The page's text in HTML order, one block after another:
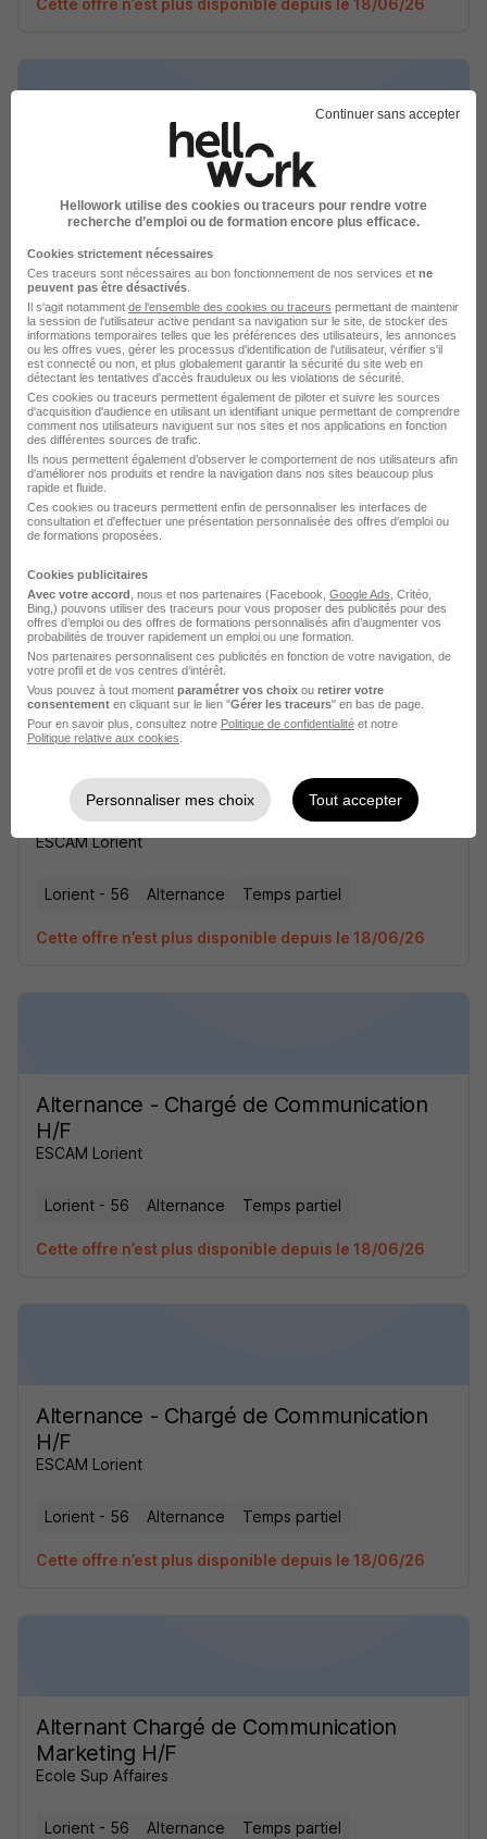
Cette offre n’est plus disponible depuis le 18/06/26
Alternance - Chargé de Communication
H/F
ESCAM Lorient
Lorient - 56 Alternance Temps partiel
Cette offre n’est plus disponible depuis le 18/06/26
Alternance - Chargé de Communication
H/F
ESCAM Lorient
Lorient - 56 Alternance
Cette offre n’est plus disponible depuis le 18/06/26
Alternance - Chargé de Communication
ESCAM Lorient
Lorient - 56 Alternance Temps partiel
Cette offre n’est plus disponible depuis le 18/06/26
Alternance - Chargé de Communication
H/F
ESCAM Lorient
Lorient - 56 Alternance Temps partiel
Cette offre n’est plus disponible depuis le 18/06/26
Alternance - Chargé de Communication
H/F
ESCAM Lorient
Lorient - 56 Alternance Temps partiel
Cette offre n’est plus disponible depuis le 18/06/26
Alternant Chargé de Communication
Marketing H/F
Ecole Sup Affaires
Lorient - 56 Alternance Temps partiel
Continuer sans accepter
Hellowork utilise des cookies ou traceurs pour rendre votre
recherche d’emploi ou de formation encore plus efficace.
Cookies strictement nécessaires
Ces traceurs sont nécessaires au bon fonctionnement de nos services et ne
peuvent pas être désactivés
Il s'agit notamment de l'ensemble des cookies ou traceurs permettant de maintenir
la session de l'utilisateur active pendant sa navigation sur le site, de stocker des
informations temporaires telles que les préférences des utilisateurs, les annonces
ou les offres vues, gérer les processus d'identification de l'utilisateur, vérifier s'il
est connecté ou non, et plus globalement garantir la sécurité du site web en
détectant les tentatives d'accès frauduleux ou les violations de sécurité.
Ces cookies ou traceurs permettent également de piloter et suivre les sources
d'acquisition d'audience en utilisant un identifiant unique permettant de comprendre
comment nos utilisateurs naviguent sur nos sites et nos applications en fonction
des différentes sources de trafic.
Ils nous permettent également d’observer le comportement de nos utilisateurs afin
d'améliorer nos produits et rendre la navigation dans nos sites beaucoup plus
rapide et fluide.
Ces cookies ou traceurs permettent enfin de personnaliser les interfaces de
consultation et d'effectuer une présentation personnalisée des offres d'emploi ou
de formations proposées.
Cookies publicitaires
Avec votre accord , nous et nos partenaires (Facebook, Google Ads , Critéo,
Bing,) pouvons utiliser des traceurs pour vous proposer des publicités pour des
offres d’emploi ou des offres de formations personnalisés afin d’augmenter vos
probabilités de trouver rapidement un emploi ou une formation.
Nos partenaires personnalisent ces publicités en fonction de votre navigation, de
votre profil et de vos centres d’intérêt.
Vous pouvez à tout moment paramétrer vos choix ou retirer votre
consentement en cliquant sur le lien "Gérer les traceurs" en bas de page.
Pour en savoir plus, consultez notre Politique de confidentialité et notre
Politique relative aux cookies
Personnaliser mes choix Tout accepter